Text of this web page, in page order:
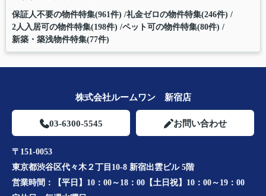
保証人不要の物件特集(961件) 礼金ゼロの物件特集(246件)
2人入居可の物件特集(198件) ペット可の物件特集(80件)
新築・築浅物件特集(77件)
株式会社ルームワン 新宿店
03-6300-5545 お問い合わせ
〒151-0053
東京都渋谷区代々木２丁目10-8 新宿出雲ビル 5階
営業時間：
【平日】10：00～18：00【土日祝】10：00～19：00